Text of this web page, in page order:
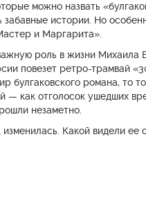
можно назвать
истории. Но
и Маргарита».
роль в жизни Михаила
повезет ретро-трамвай
булгаковского романа, то
— как отголосок ушедших
незаметно.
Какой видели ее